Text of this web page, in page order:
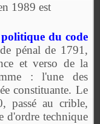
1989 est
du code
pénal de 1791,
et verso de la
: l'une des
constituante. Le
passé au crible,
d'ordre technique